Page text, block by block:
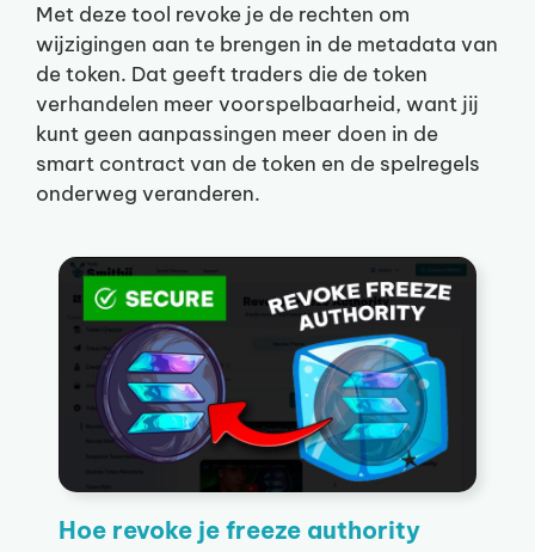
Met deze tool revoke je de rechten om
wijzigingen aan te brengen in de metadata van
de token. Dat geeft traders die de token
verhandelen meer voorspelbaarheid, want jij
kunt geen aanpassingen meer doen in de
smart contract van de token en de spelregels
onderweg veranderen.
Hoe revoke je freeze authority